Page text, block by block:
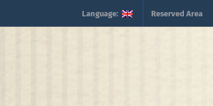
content
Language: Reserved Area